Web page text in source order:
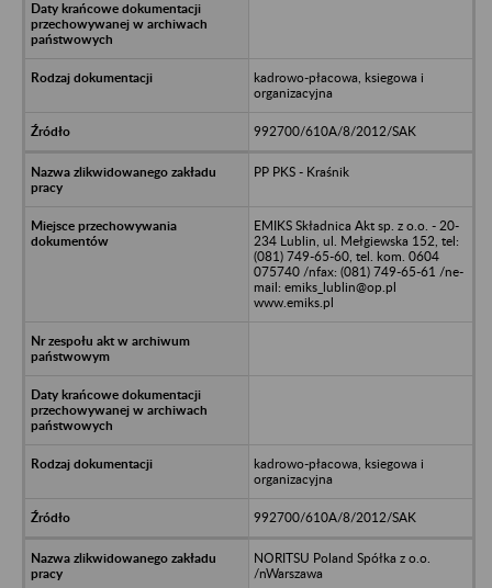
kadrowo-płacowa, ksiegowa i
organizacyjna
992700/610A/8/2012/SAK
PP PKS - Kraśnik
EMIKS Składnica Akt sp. z o.o. - 20-
234 Lublin, ul. Mełgiewska 152, tel:
(081) 749-65-60, tel. kom. 0604
075740 /nfax: (081) 749-65-61 /ne-
mail: emiks_lublin@op.pl
www.emiks.pl
kadrowo-płacowa, ksiegowa i
organizacyjna
992700/610A/8/2012/SAK
NORITSU Poland Spółka z o.o.
/nWarszawa